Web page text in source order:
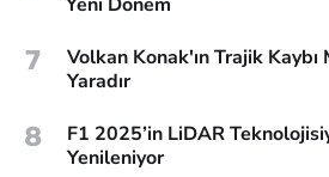
7
Volkan Konak'ın Trajik
Yaradır
8
F1 2025’in LiDAR
Yenileniyor